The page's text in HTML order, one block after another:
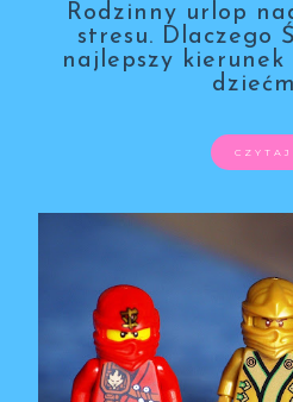
Rodzinny urlop
stresu. Dlaczego
najlepszy kierunek
CZYTAJ